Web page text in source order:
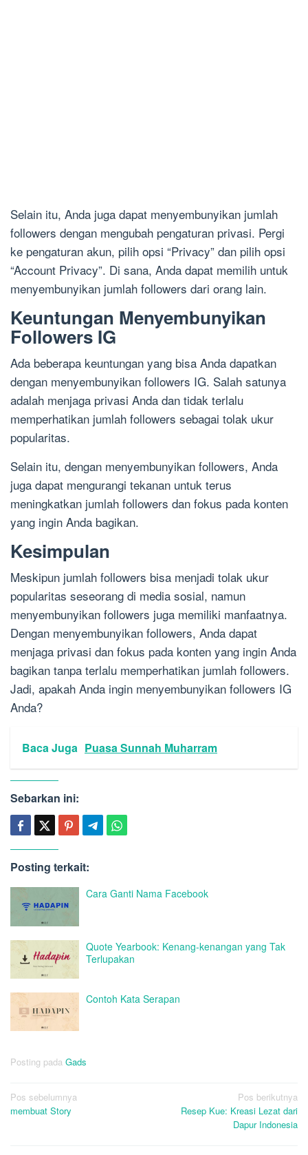
Selain itu, Anda juga dapat menyembunyikan jumlah
followers dengan mengubah pengaturan privasi. Pergi
ke pengaturan akun, pilih opsi “Privacy” dan pilih opsi
“Account Privacy”. Di sana, Anda dapat memilih untuk
menyembunyikan jumlah followers dari orang lain.
Keuntungan Menyembunyikan
Followers IG
Ada beberapa keuntungan yang bisa Anda dapatkan
dengan menyembunyikan followers IG. Salah satunya
adalah menjaga privasi Anda dan tidak terlalu
memperhatikan jumlah followers sebagai tolak ukur
popularitas.
Selain itu, dengan menyembunyikan followers, Anda
juga dapat mengurangi tekanan untuk terus
meningkatkan jumlah followers dan fokus pada konten
yang ingin Anda bagikan.
Kesimpulan
Meskipun jumlah followers bisa menjadi tolak ukur
popularitas seseorang di media sosial, namun
menyembunyikan followers juga memiliki manfaatnya.
Dengan menyembunyikan followers, Anda dapat
menjaga privasi dan fokus pada konten yang ingin Anda
bagikan tanpa terlalu memperhatikan jumlah followers.
Jadi, apakah Anda ingin menyembunyikan followers IG
Anda?
Baca Juga Puasa Sunnah Muharram
Sebarkan ini:
Posting terkait:
Cara Ganti Nama Facebook
Quote Yearbook: Kenang-kenangan yang Tak
Terlupakan
Contoh Kata Serapan
Posting pada Gads
Navigasi
pos
Pos sebelumnya
membuat Story
Pos berikutnya
Resep Kue: Kreasi Lezat dari
Dapur Indonesia